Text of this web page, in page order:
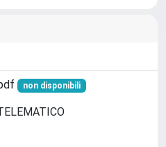
non disponibili